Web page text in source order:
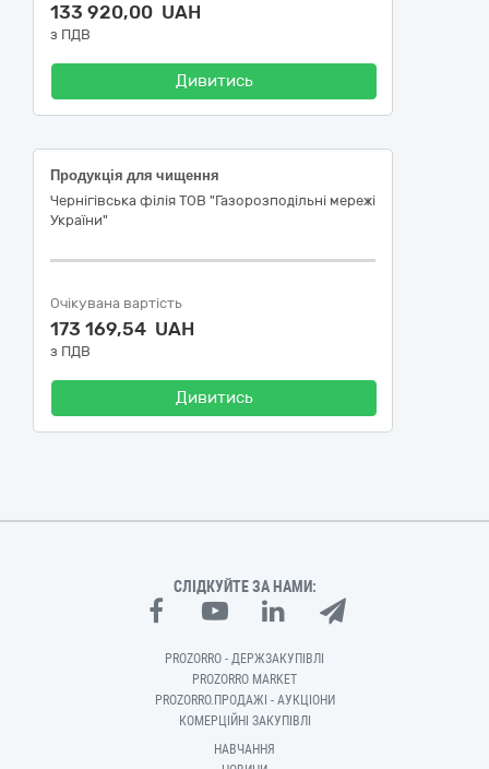
133 920,00 UAH
з ПДВ
Дивитись
Продукція для чищення
Чернігівська філія ТОВ "Газорозподільні мережі
України"
Очікувана вартість
173 169,54 UAH
з ПДВ
Дивитись
СЛІДКУЙТЕ ЗА НАМИ:
PROZORRO - ДЕРЖЗАКУПІВЛІ
PROZORRO MARKET
PROZORRO.ПРОДАЖІ - АУКЦІОНИ
КОМЕРЦІЙНІ ЗАКУПІВЛІ
НАВЧАННЯ